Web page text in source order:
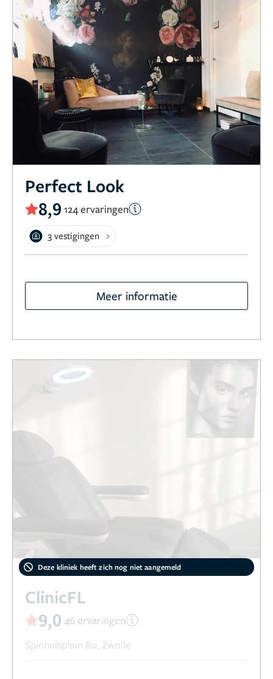
Perfect Look
8,9 124 ervaringen
3 vestigingen
Meer informatie
Deze kliniek heeft zich nog niet aangemeld
ClinicFL
9,0 46 ervaringen
Spinhuisplein 80, Zwolle